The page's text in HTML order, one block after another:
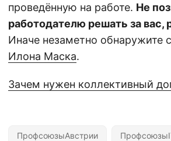
проведённую на работе. Не
работодателю решать за вас,
Иначе незаметно обнаружите
Илона Маска.
Зачем нужен коллективный
ПрофсоюзыАвстрии